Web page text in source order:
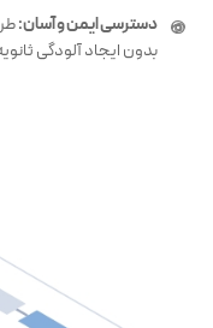
دسترسی ایمن و آسان:
بدون ایجاد آلودگی